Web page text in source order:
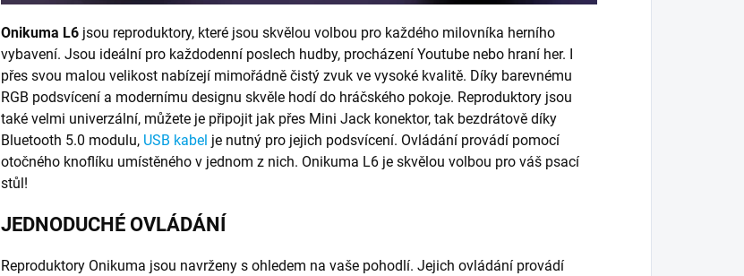
Onikuma L6 jsou reproduktory, které jsou skvělou volbou pro každého milovníka herního
vybavení. Jsou ideální pro každodenní poslech hudby, procházení Youtube nebo hraní her. I
přes svou malou velikost nabízejí mimořádně čistý zvuk ve vysoké kvalitě. Díky barevnému
RGB podsvícení a modernímu designu skvěle hodí do hráčského pokoje. Reproduktory jsou
také velmi univerzální, můžete je připojit jak přes Mini Jack konektor, tak bezdrátově díky
Bluetooth 5.0 modulu, USB kabel je nutný pro jejich podsvícení. Ovládání provádí pomocí
otočného knoflíku umístěného v jednom z nich. Onikuma L6 je skvělou volbou pro váš psací
stůl!
JEDNODUCHÉ OVLÁDÁNÍ
Reproduktory Onikuma jsou navrženy s ohledem na vaše pohodlí. Jejich ovládání provádí